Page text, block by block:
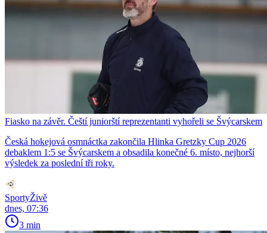
Fiasko na závěr. Čeští juniorští reprezentanti vyhořeli se Švýcarskem
Česká hokejová osmnáctka zakončila Hlinka Gretzky Cup 2026
debaklem 1:5 se Švýcarskem a obsadila konečné 6. místo, nejhorší
výsledek za poslední tři roky.
SportyŽivě
dnes, 07:36
3 min